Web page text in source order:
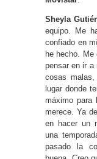
Sheyla
equipo. Me
confiado en
he hecho.
pensar en ir a
cosas
lugar donde
máximo para
merece. Ya
en hacer un
una
pasado la